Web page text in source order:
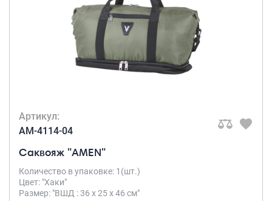
Артикул:
AM-4114-04
Саквояж "AMEN"
Количество в упаковке: 1(шт.)
Цвет: "Хаки"
Размер: "ВШД : 36 х 25 х 46 см"